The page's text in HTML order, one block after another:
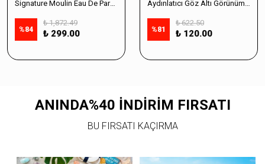
Signature Moulin Eau De Parfüm Women 50ml & Sabun Seti
%84
₺ 1,872.49
₺ 299.00 %81
₺ 622.50
₺ 120.00
ANINDA%40 İNDİRİM FIRSATI
BU FIRSATI KAÇIRMA